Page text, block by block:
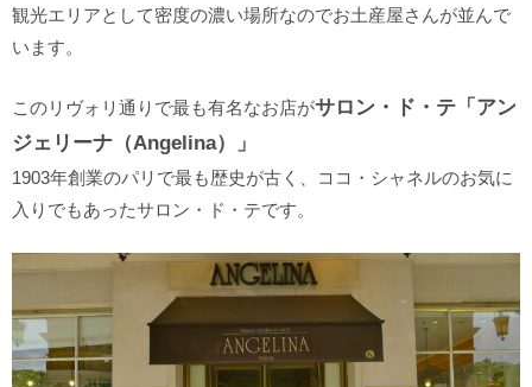
観光エリアとして密度の濃い場所なのでお土産屋さんが並んで
います。
このリヴォリ通りで最も有名なお店がサロン・ド・テ「アン
ジェリーナ（Angelina）」
1903年創業のパリで最も歴史が古く、ココ・シャネルのお気に
入りでもあったサロン・ド・テです。